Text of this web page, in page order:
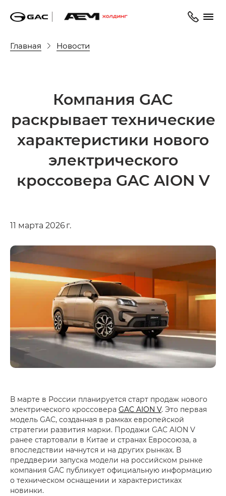
Главная Новости
Компания GAC
раскрывает технические
характеристики нового
электрического
кроссовера GAC AION V
11 марта 2026 г.
В марте в России планируется старт продаж нового
электрического кроссовера GAC AION V. Это первая
модель GAC, созданная в рамках европейской
стратегии развития марки. Продажи GAC AION V
ранее стартовали в Китае и странах Евросоюза, а
впоследствии начнутся и на других рынках. В
преддверии запуска модели на российском рынке
компания GAC публикует официальную информацию
о техническом оснащении и характеристиках
новинки.